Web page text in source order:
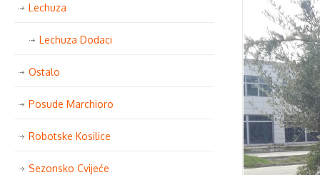
Lechuza
Lechuza Dodaci
Ostalo
Posude Marchioro
Robotske Kosilice
Sezonsko Cvijeće